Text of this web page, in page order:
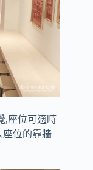
,座位可適時
座位的靠牆